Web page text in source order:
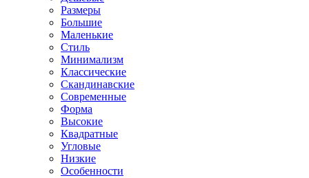
Размеры
Большие
Маленькие
Стиль
Минимализм
Классические
Скандинавские
Современные
Форма
Высокие
Квадратные
Угловые
Низкие
Особенности